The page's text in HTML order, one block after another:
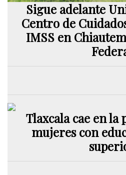
Sigue adelante
Centro de
IMSS en
Tlaxcala cae en
mujeres con